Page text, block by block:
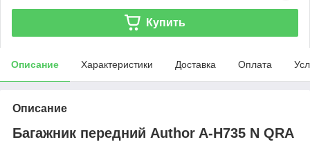
Купить
Описание Характеристики Доставка Оплата
Описание
Багажник передний Author A-H735 N QRA